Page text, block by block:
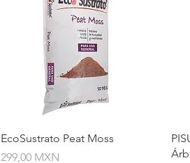
Vista rápida
EcoSustrato Peat Moss
Precio
299,00 MXN